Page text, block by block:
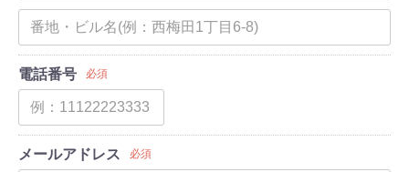
電話番号 必須
メールアドレス 必須